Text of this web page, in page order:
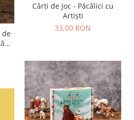
Cărți de Joc - Păcălici cu
Artiști
33,00 RON
de